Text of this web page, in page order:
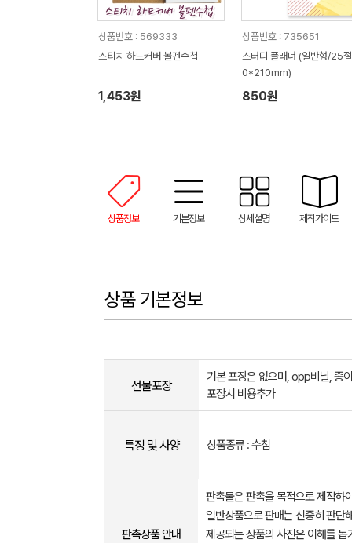
상품번호 : 569333
스티치 하드커버 볼펜수첩
1,453원
상품번호 : 735651
스터디 플래너 (일반형/25
0*210mm)
850원
상품정보 기본정보 상세설명 제작가이드
상품 기본정보
선물포장
기본 포장은 없으며, opp비닐, 종
포장시 비용추가
특징 및 사양 상품종류 : 수첩
판촉상품 안내
판촉물은 판촉을 목적으로 제작하
일반상품으로 판매는 신중히 판단
제공되는 상품의 사진은 이해를